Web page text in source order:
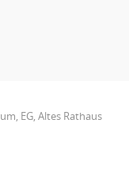
EG, Altes Rathaus